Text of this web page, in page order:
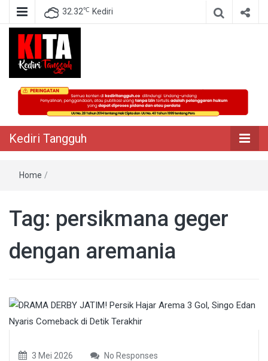
32.32℃ Kediri
Kediri Tangguh
Berita Akurat Terpercaya
Kediri Tangguh
Home /
Tag: persikmana geger
dengan aremania
3 Mei 2026 No Responses